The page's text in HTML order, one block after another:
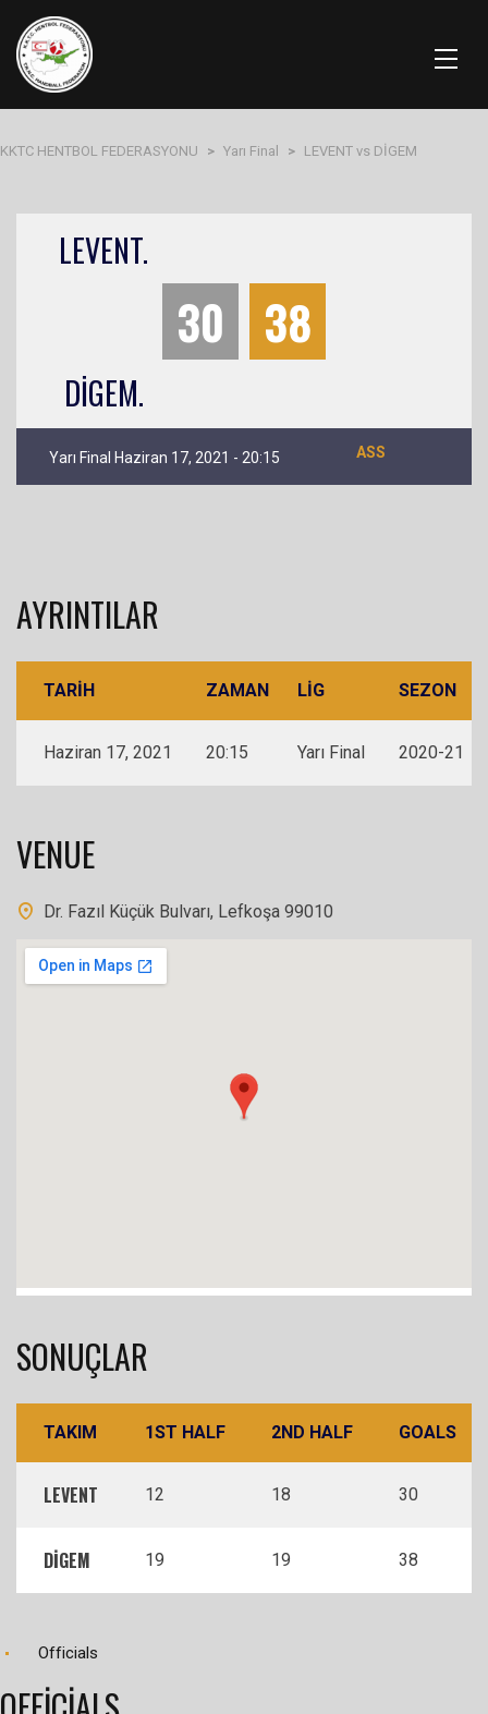
KKTC HENTBOL FEDERASYONU > Yarı Final > LEVENT vs DİGEM
LEVENT.
30 38
DİGEM.
Yarı Final Haziran 17, 2021 - 20:15 ASS
AYRINTILAR
TARIH ZAMAN LIG SEZON
Haziran 17, 2021 20:15 Yarı Final 2020-21
VENUE
Dr. Fazıl Küçük Bulvarı, Lefkoşa 99010
SONUÇLAR
TAKIM 1ST HALF 2ND HALF GOALS
LEVENT 12 18 30
DİGEM 19 19 38
Officials